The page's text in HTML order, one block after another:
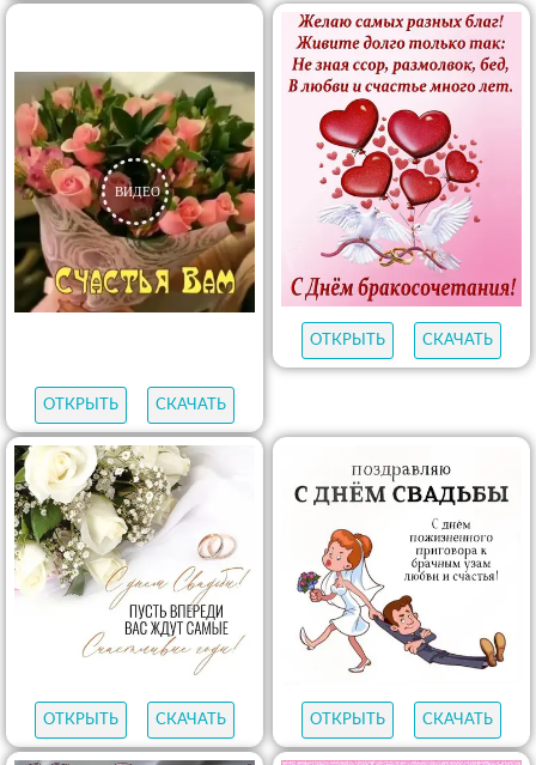
ОТКРЫТЬ СКАЧАТЬ
ОТКРЫТЬ СКАЧАТЬ
ОТКРЫТЬ СКАЧАТЬ ОТКРЫТЬ СКАЧАТЬ